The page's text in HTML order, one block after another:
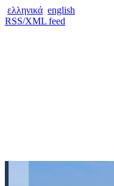
ελληνικά english
RSS/XML feed